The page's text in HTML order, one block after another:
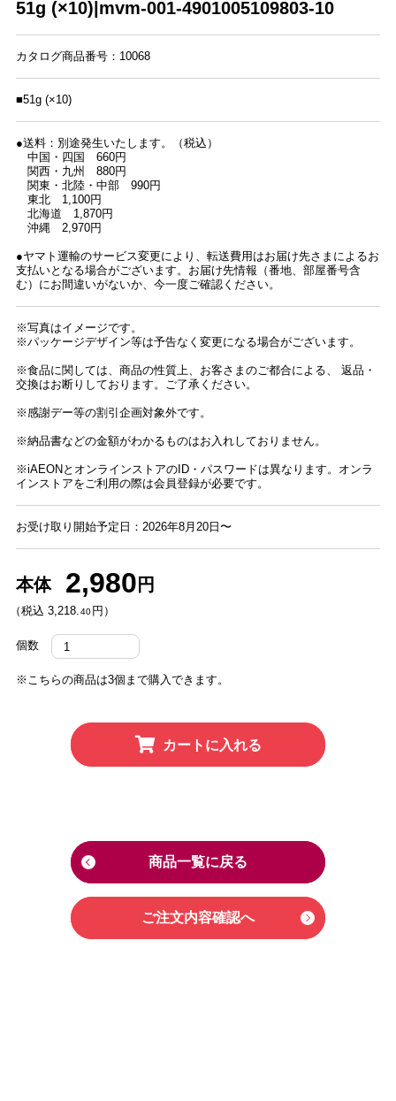
51g (×10)|mvm-001-4901005109803-10
カタログ商品番号：10068
■51g (×10)
●送料：別途発生いたします。（税込）
中国・四国 660円
関西・九州 880円
関東・北陸・中部 990円
東北 1,100円
北海道 1,870円
沖縄 2,970円
●ヤマト運輸のサービス変更により、転送費用はお届け先さまによるお
支払いとなる場合がございます。お届け先情報（番地、部屋番号含
む）にお間違いがないか、今一度ご確認ください。
※写真はイメージです。
※パッケージデザイン等は予告なく変更になる場合がございます。
※食品に関しては、商品の性質上、お客さまのご都合による、 返品・
交換はお断りしております。ご了承ください。
※感謝デー等の割引企画対象外です。
※納品書などの金額がわかるものはお入れしておりません。
※iAEONとオンラインストアのID・パスワードは異なります。オンラ
インストアをご利用の際は会員登録が必要です。
お受け取り開始予定日：2026年8月20日〜
本体 2,980 円
（税込 3,218. 40 円）
個数
※こちらの商品は3個まで購入できます。
カートに入れる
商品一覧に戻る
ご注文内容確認へ